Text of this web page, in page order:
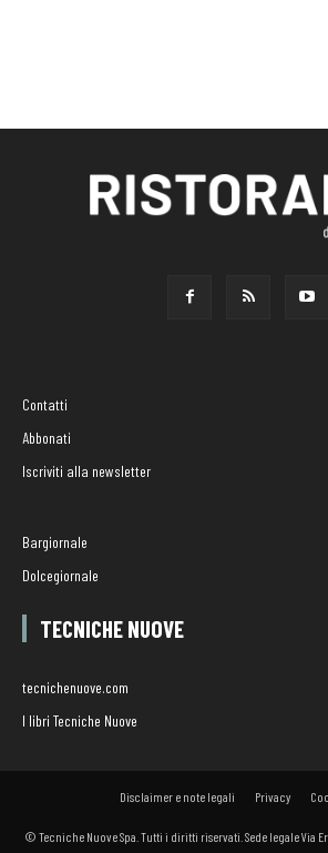
Contatti
Abbonati
Iscriviti alla newsletter
Bargiornale
Dolcegiornale
TECNICHE NUOVE
tecnichenuove.com
I libri Tecniche Nuove
Disclaimer e note legali Privacy
© Tecniche Nuove Spa. Tutti i diritti riservati. Sede legale Via